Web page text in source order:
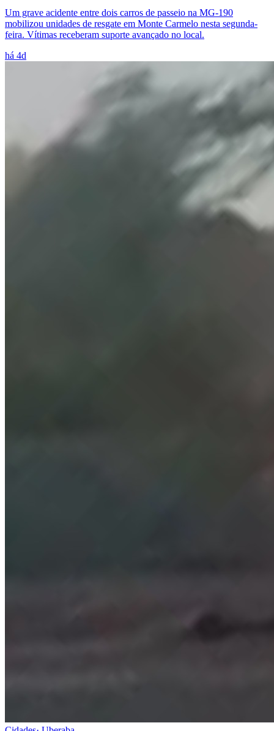
Um grave acidente entre dois carros de passeio na MG-190
mobilizou unidades de resgate em Monte Carmelo nesta segunda-
feira. Vítimas receberam suporte avançado no local.
há 4d